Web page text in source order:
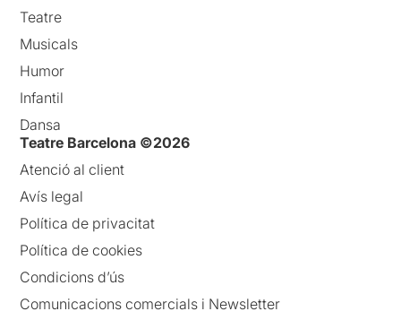
Teatre
Musicals
Humor
Infantil
Dansa
Teatre Barcelona ©2026
Atenció al client
Avís legal
Política de privacitat
Política de cookies
Condicions d’ús
Comunicacions comercials i Newsletter